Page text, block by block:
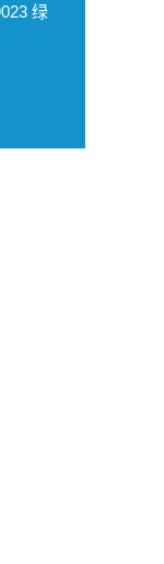
绿